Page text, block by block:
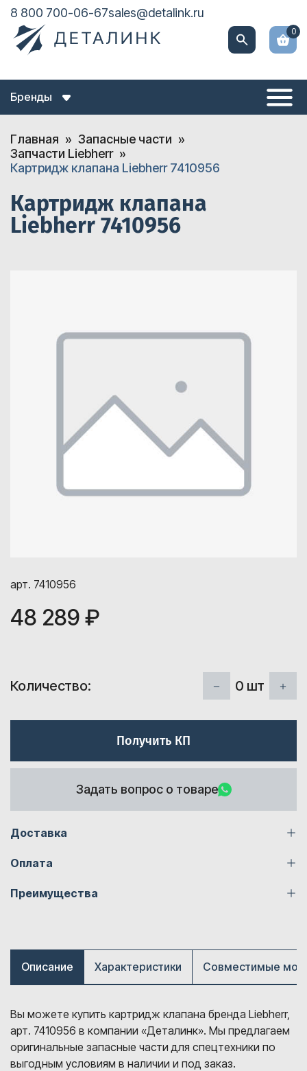
8 800 700-06-67sales@detalink.ru
0
Бренды
Главная
Запасные части
Запчасти Liebherr
Картридж клапана Liebherr 7410956
Картридж клапана
Liebherr 7410956
арт. 7410956
48 289 ₽
Количество: 0 шт
Получить КП
Задать вопрос о товаре
Доставка
Оплата
Преимущества
Описание Характеристики Совместимые
Вы можете купить картридж клапана бренда Liebherr,
арт. 7410956 в компании «Деталинк». Мы предлагаем
оригинальные запасные части для спецтехники по
выгодным условиям в наличии и под заказ.